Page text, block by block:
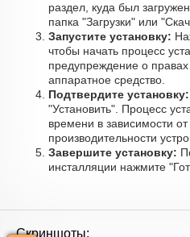
раздел, куда был
папка "Загрузки" или
Запустите установку:
чтобы начать процесс
предупреждение о
аппаратное средство.
Подтвердите установку:
"Установить". Процесс
времени в зависимости
производительности
Завершите установку:
инсталляции нажмите
Скриншоты: